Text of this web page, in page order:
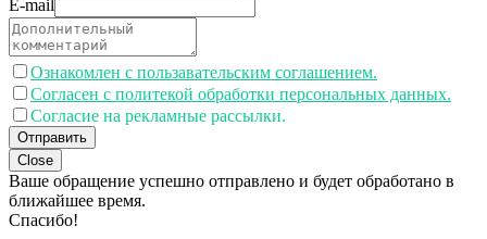
E-mail
Ознакомлен с пользавательским соглашением.
Согласен с политекой обработки персональных данных.
Согласие на рекламные рассылки.
Отправить
Close
Ваше обращение успешно отправлено и будет обработано в
ближайшее время.
Спасибо!